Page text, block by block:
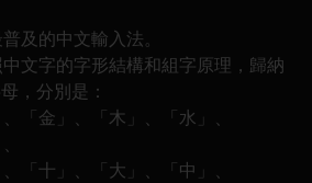
及的中文輸入法。
文字的字形結構和組字原理，歸納
，分別是：
、「金」、「木」、「水」、
、「十」、「大」、「中」、